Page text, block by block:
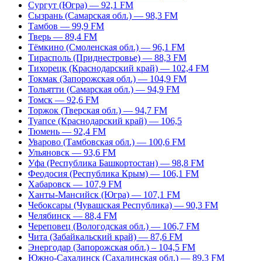
Сургут (Югра) — 92,1 FM
Сызрань (Самарская обл.) — 98,3 FM
Тамбов — 99,9 FM
Тверь — 89,4 FM
Тёмкино (Смоленская обл.) — 96,1 FM
Тирасполь (Приднестровье) — 88,3 FM
Тихорецк (Краснодарский край) — 102,4 FM
Токмак (Запорожская обл.) — 104,9 FM
Тольятти (Самарская обл.) — 94,9 FM
Томск — 92,6 FM
Торжок (Тверская обл.) — 94,7 FM
Туапсе (Краснодарский край) — 106,5
Тюмень — 92,4 FM
Уварово (Тамбовская обл.) — 100,6 FM
Ульяновск — 93,6 FM
Уфа (Республика Башкортостан) — 98,8 FM
Феодосия (Республика Крым) — 106,1 FM
Хабаровск — 107,9 FM
Ханты-Мансийск (Югра) — 107,1 FM
Чебоксары (Чувашская Республика) — 90,3 FM
Челябинск — 88,4 FM
Череповец (Вологодская обл.) — 106,7 FM
Чита (Забайкальский край) — 87,6 FM
Энергодар (Запорожская обл.) – 104,5 FM
Южно-Сахалинск (Сахалинская обл.) — 89,3 FM